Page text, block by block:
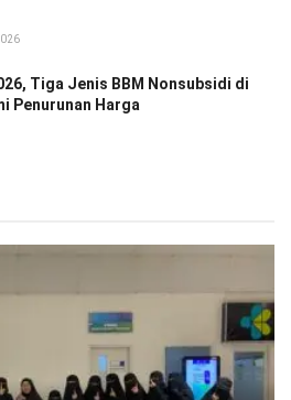
Tiga Jenis BBM Nonsubsidi di
Penurunan Harga